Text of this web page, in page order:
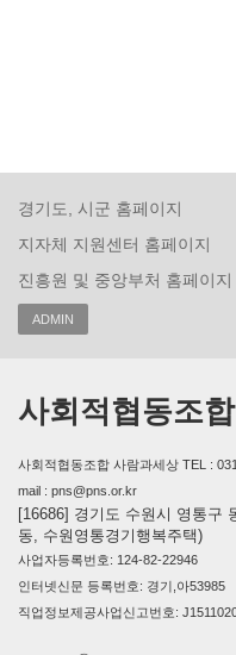
경기도, 시군 홈페이지
지자체 지원센터 홈페이지
진흥원 및 중앙부처 홈페이지
ADMIN
사회적협동조
사회적협동조합 사람과세상 TEL :
mail : pns@pns.or.kr
[16686] 경기도 수원시 영통구
동, 수원영통경기행복주택)
사업자등록번호: 124-82-22946
인터넷신문 등록번호: 경기,아53985
직업정보제공사업신고번호: